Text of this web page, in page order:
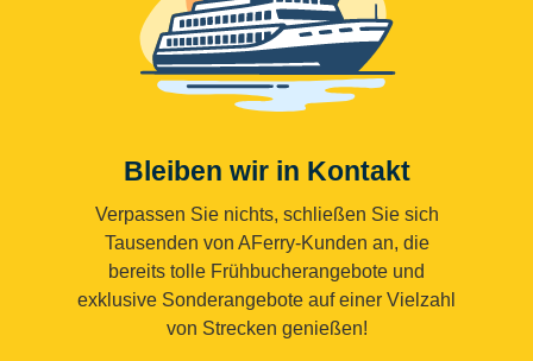
Bleiben wir in Kontakt
Verpassen Sie nichts, schließen Sie sich
Tausenden von AFerry-Kunden an, die
bereits tolle Frühbucherangebote und
exklusive Sonderangebote auf einer Vielzahl
von Strecken genießen!